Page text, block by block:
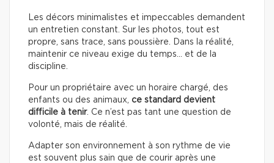
Les décors minimalistes et impeccables demandent
un entretien constant. Sur les photos, tout est
propre, sans trace, sans poussière. Dans la réalité,
maintenir ce niveau exige du temps… et de la
discipline.
Pour un propriétaire avec un horaire chargé, des
enfants ou des animaux, ce standard devient
difficile à tenir. Ce n’est pas tant une question de
volonté, mais de réalité.
Adapter son environnement à son rythme de vie
est souvent plus sain que de courir après une